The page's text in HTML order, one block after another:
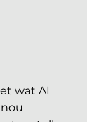
wat AI